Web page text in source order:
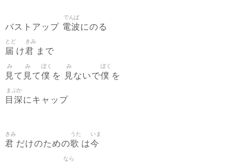
バストアップ 電波
でんぱ
にのる
届
とど
け君
きみ
まで
見
み
て 見
み
て僕
ぼく
を 見
み
ないで僕
ぼく
を
目深
まぶか
にキャップ
君
きみ
だけのための歌
うた
は今
いま
なら